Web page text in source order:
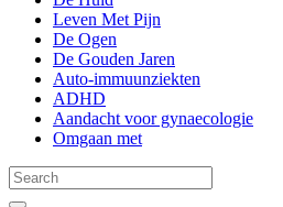
Leven Met Pijn
De Ogen
De Gouden Jaren
Auto-immuunziekten
ADHD
Aandacht voor gynaecologie
Omgaan met